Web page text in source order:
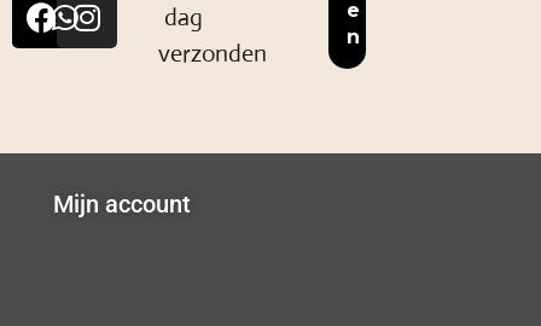
dag
verzonden
Mijn account